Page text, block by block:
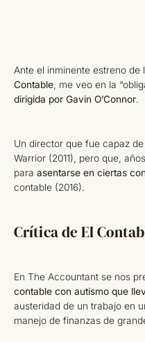
Ante el inminente estreno de
Contable, me veo en la
dirigida por Gavin O’Connor.
Un director que fue capaz
Warrior (2011), pero que,
para asentarse en ciertas
contable (2016).
Crítica de El
En The Accountant se nos
contable con autismo que
austeridad de un trabajo en
manejo de finanzas de